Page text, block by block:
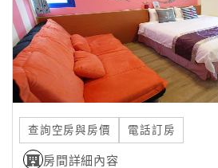
滿
意
度
訂
單
管
理
查詢空房與房價 電話訂房
房間詳細內容